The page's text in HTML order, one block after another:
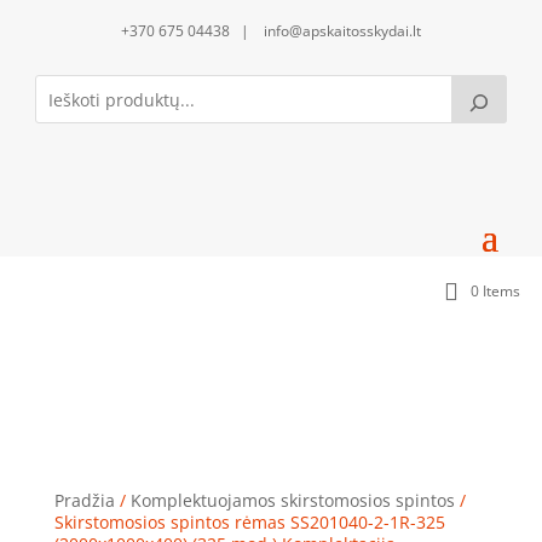
+370 675 04438 | info@apskaitosskydai.lt
0 Items
Pradžia / Komplektuojamos skirstomosios spintos /
Skirstomosios spintos rėmas SS201040-2-1R-325